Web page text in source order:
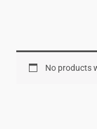
No products